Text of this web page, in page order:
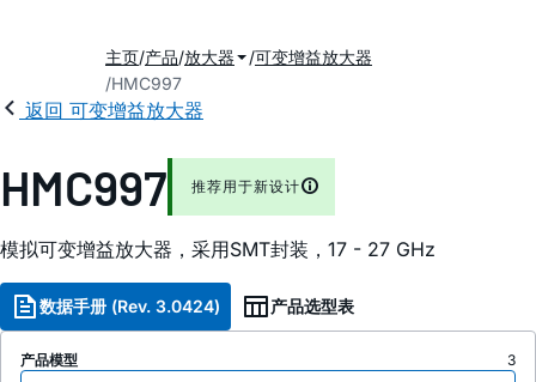
主页 产品 放大器
可变增益放大器
HMC997
返回 可变增益放大器
HMC997 推荐用于新设计
模拟可变增益放大器，采用SMT封装，17 - 27 GHz
数据手册 (Rev. 3.0424) 产品选型表
产品模型 3